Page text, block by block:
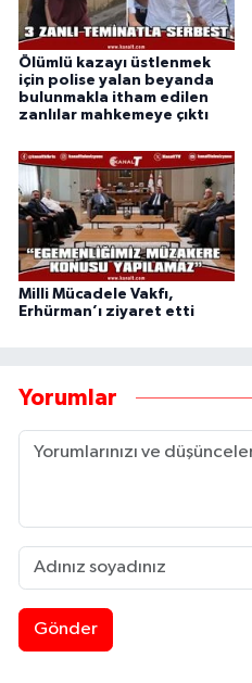
Ölümlü kazayı üstlenmek
için polise yalan beyanda
bulunmakla itham edilen
zanlılar mahkemeye çıktı
Milli Mücadele Vakfı,
Erhürman’ı ziyaret etti
Yorumlar
Gönder